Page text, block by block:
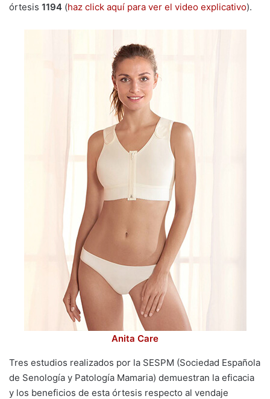
órtesis 1194 (haz click aquí para ver el video explicativo).
Anita Care
Tres estudios realizados por la SESPM (Sociedad Española
de Senología y Patología Mamaria) demuestran la eficacia
y los beneficios de esta órtesis respecto al vendaje